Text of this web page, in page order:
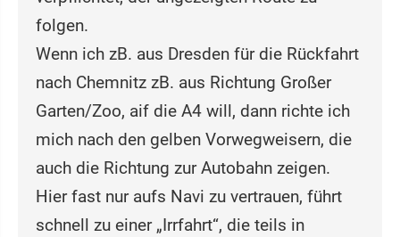
folgen.
Wenn ich zB. aus Dresden für die Rückfahrt
nach Chemnitz zB. aus Richtung Großer
Garten/Zoo, aif die A4 will, dann richte ich
mich nach den gelben Vorwegweisern, die
auch die Richtung zur Autobahn zeigen.
Hier fast nur aufs Navi zu vertrauen, führt
schnell zu einer „Irrfahrt“, die teils in